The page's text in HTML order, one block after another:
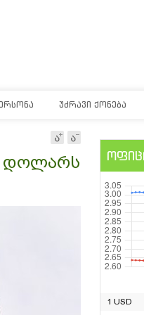
ᲣᲫᲠᲐᲕᲘ ᲥᲝᲜᲔᲑᲐ
დოლარს
1 USD